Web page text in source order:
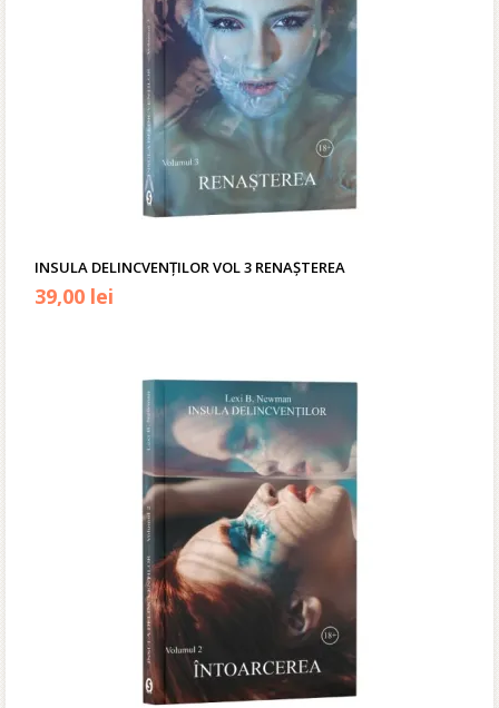
INSULA DELINCVENȚILOR VOL 3 RENAȘTEREA
39,00 lei